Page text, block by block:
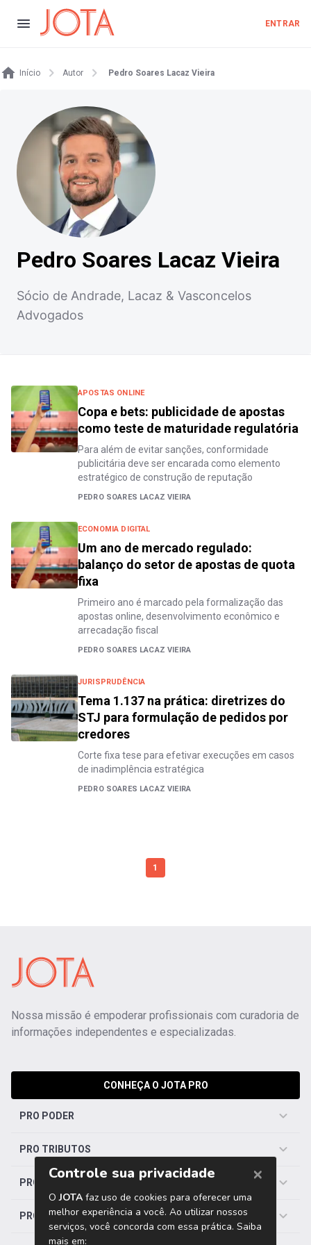
ENTRAR
Início Autor Pedro Soares Lacaz Vieira
Pedro Soares Lacaz Vieira
Sócio de Andrade, Lacaz & Vasconcelos
Advogados
APOSTAS ONLINE
Copa e bets: publicidade de apostas
como teste de maturidade regulatória
Para além de evitar sanções, conformidade
publicitária deve ser encarada como elemento
estratégico de construção de reputação
PEDRO SOARES LACAZ VIEIRA
ECONOMIA DIGITAL
Um ano de mercado regulado:
balanço do setor de apostas de quota
fixa
Primeiro ano é marcado pela formalização das
apostas online, desenvolvimento econômico e
arrecadação fiscal
PEDRO SOARES LACAZ VIEIRA
JURISPRUDÊNCIA
Tema 1.137 na prática: diretrizes do
STJ para formulação de pedidos por
credores
Corte fixa tese para efetivar execuções em casos
de inadimplência estratégica
PEDRO SOARES LACAZ VIEIRA
1
Nossa missão é empoderar profissionais com curadoria de
informações independentes e especializadas.
CONHEÇA O JOTA PRO
PRO PODER
PRO TRIBUTOS
PRO TRABALHISTA
PRO SAÚDE